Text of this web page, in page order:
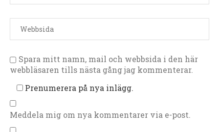
Spara mitt namn, mail och webbsida i den här
webbläsaren tills nästa gång jag kommenterar.
Prenumerera på nya inlägg.
Meddela mig om nya kommentarer via e-post.